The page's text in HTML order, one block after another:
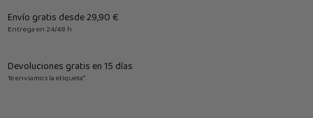
Envío gratis desde 29,90 €
Entrega en 24/48 h
Devoluciones gratis en 15 días
Te enviamos la etiqueta*